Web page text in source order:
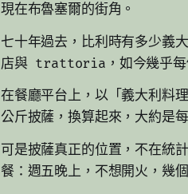
現在布魯塞爾的街角。
七十年過去，比利時有多少義
店與 trattoria，如今幾乎每
在餐廳平台上，以「義大利料
公斤披薩，換算起來，大約是
可是披薩真正的位置，不在統
餐：週五晚上，不想開火，幾